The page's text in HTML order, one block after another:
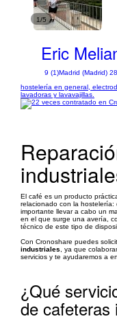
1/5
Eric
9 (1)Madrid (Madrid)
hostelería en general,
lavadoras y lavavajillas.
El café es un producto
relacionado con la
importante llevar a cabo un
en el que surge una avería,
técnico de este tipo de
Con Cronoshare puedes
industriales , ya que
servicios y te ayudaremos a
¿Qué
de cafeteras